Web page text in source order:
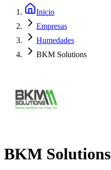
Inicio
Empresas
Humedades
BKM Solutions
BKM Solutions